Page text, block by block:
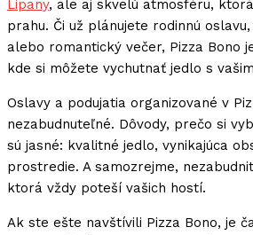
Lipany, ale aj skvelú atmosféru,
prahu. Či už plánujete rodinnú
alebo romantický večer, Pizza Bono
kde si môžete vychutnať jedlo s
Oslavy a podujatia organizované v
nezabudnuteľné. Dôvody, prečo si
sú jasné: kvalitné jedlo, vynikajúca
prostredie. A samozrejme,
ktorá vždy poteší vašich hostí.
Ak ste ešte navštívili Pizza Bono, je